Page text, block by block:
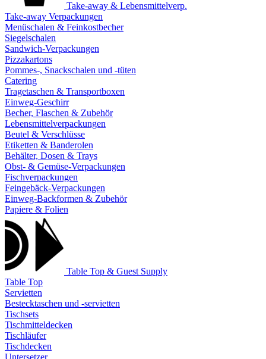
Take-away & Lebensmittelverp.
Take-away Verpackungen
Menüschalen & Feinkostbecher
Siegelschalen
Sandwich-Verpackungen
Pizzakartons
Pommes-, Snackschalen und -tüten
Catering
Tragetaschen & Transportboxen
Einweg-Geschirr
Becher, Flaschen & Zubehör
Lebensmittelverpackungen
Beutel & Verschlüsse
Etiketten & Banderolen
Behälter, Dosen & Trays
Obst- & Gemüse-Verpackungen
Fischverpackungen
Feingebäck-Verpackungen
Einweg-Backformen & Zubehör
Papiere & Folien
Table Top & Guest Supply
Table Top
Servietten
Bestecktaschen und -servietten
Tischsets
Tischmitteldecken
Tischläufer
Tischdecken